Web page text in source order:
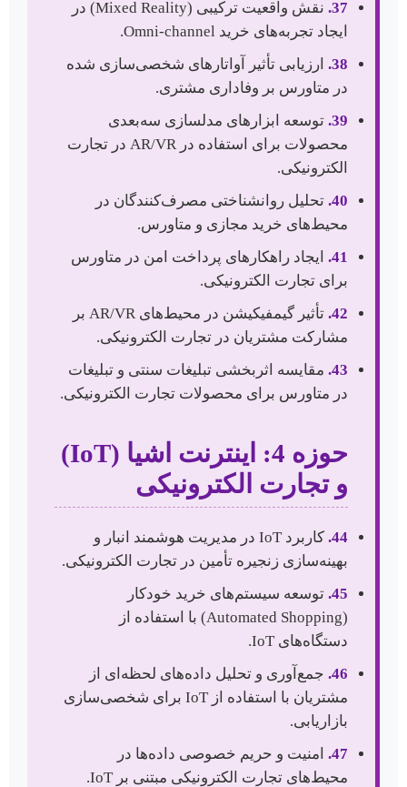
37.
نقش واقعیت ترکیبی (Mixed Reality) در
ایجاد تجربه‌های خرید Omni-channel.
38.
ارزیابی تأثیر آواتارهای شخصی‌سازی شده
در متاورس بر وفاداری مشتری.
39. توسعه ابزارهای مدلسازی سه‌بعدی
محصولات برای استفاده در AR/VR در تجارت
الکترونیکی.
40. تحلیل روانشناختی مصرف‌کنندگان در
محیط‌های خرید مجازی و متاورس.
41.
ایجاد راهکارهای پرداخت امن در متاورس
برای تجارت الکترونیکی.
42.
تأثیر گیمفیکیشن در محیط‌های AR/VR بر
مشارکت مشتریان در تجارت الکترونیکی.
43. مقایسه اثربخشی تبلیغات سنتی و تبلیغات
در متاورس برای محصولات تجارت الکترونیکی.
حوزه 4: اینترنت اشیا (IoT)
و تجارت الکترونیکی
44.
کاربرد IoT در مدیریت هوشمند انبار و
بهینه‌سازی زنجیره تأمین در تجارت الکترونیکی.
45. توسعه سیستم‌های خرید خودکار
(Automated Shopping) با استفاده از
دستگاه‌های IoT.
46. جمع‌آوری و تحلیل داده‌های لحظه‌ای از
مشتریان با استفاده از IoT برای شخصی‌سازی
بازاریابی.
47.
امنیت و حریم خصوصی داده‌ها در
محیط‌های تجارت الکترونیکی مبتنی بر IoT.